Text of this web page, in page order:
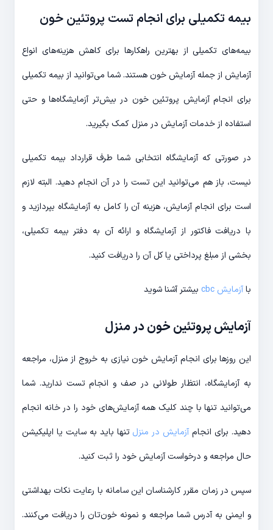
بیمه تکمیلی برای انجام تست پروتئین خون
بیمه‌های تکمیلی از بهترین راهکارها برای کاهش هزینه‌های انواع
آزمایش از جمله آزمایش خون هستند. شما می‌توانید از بیمه تکمیلی
برای انجام آزمایش پروتئین خون در بیش‌تر آزمایشگاه‌ها و حتی
استفاده از خدمات آزمایش در منزل کمک بگیرید.
در صورتی که آزمایشگاه انتخابی شما طرف قرارداد بیمه تکمیلی
نیست، باز هم می‌توانید این تست را در آن انجام دهید. البته لازم
است برای انجام آزمایش، هزینه آن را کامل به آزمایشگاه بپردازید و
با دریافت فاکتور از آزمایشگاه و ارائه آن به دفتر بیمه تکمیلی،
بخشی از مبلغ پرداختی یا کل آن را دریافت کنید.
باآزمایش cbc بیشتر آشنا شوید
آزمایش پروتئین خون در منزل
این روزها برای انجام آزمایش خون نیازی به خروج از منزل، مراجعه
به آزمایشگاه، انتظار طولانی در صف و انجام تست ندارید. شما
می‌توانید تنها با چند کلیک همه آزمایش‌های خود را در خانه انجام
دهید. برای انجام آزمایش در منزل تنها باید به سایت یا اپلیکیشن
حال مراجعه و درخواست آزمایش خود را ثبت کنید.
سپس در زمان مقرر کارشناسان این سامانه با رعایت نکات بهداشتی
و ایمنی به آدرس شما مراجعه و نمونه خون‌تان را دریافت می‌کنند.